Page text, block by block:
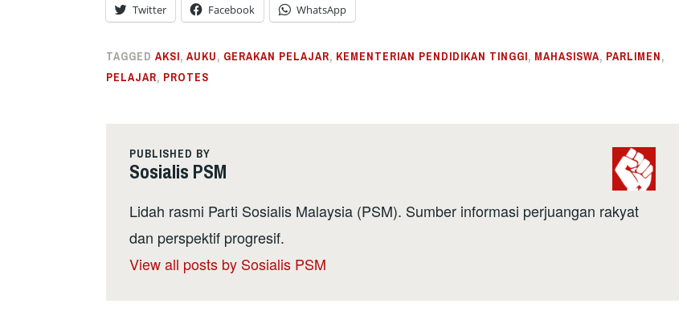
Twitter Facebook WhatsApp
TAGGED AKSI, AUKU, GERAKAN PELAJAR, KEMENTERIAN PENDIDIKAN TINGGI, MAHASISWA, PARLIMEN,
PELAJAR, PROTES
PUBLISHED BY
Sosialis PSM
Lidah rasmi Parti Sosialis Malaysia (PSM). Sumber informasi perjuangan rakyat
dan perspektif progresif.
View all posts by Sosialis PSM